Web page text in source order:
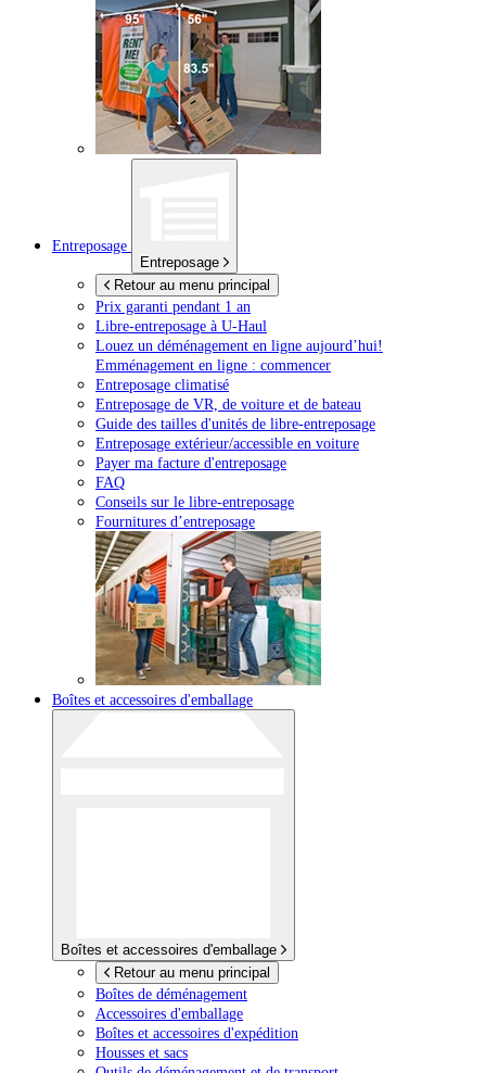
Entreposage
Entreposage
Retour au menu principal
Prix garanti pendant 1 an
Libre-entreposage à U-Haul
Louez un déménagement en ligne aujourd’hui!
Emménagement en ligne : commencer
Entreposage climatisé
Entreposage de VR, de voiture et de bateau
Guide des tailles d'unités de libre-entreposage
Entreposage extérieur/accessible en voiture
Payer ma facture d'entreposage
FAQ
Conseils sur le libre-entreposage
Fournitures d’entreposage
Boîtes et accessoires d'emballage
Boîtes et accessoires d'emballage
Retour au menu principal
Boîtes de déménagement
Accessoires d'emballage
Boîtes et accessoires d'expédition
Housses et sacs